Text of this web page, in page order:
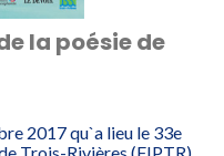
la poésie de
2017 qu`a lieu le 33e